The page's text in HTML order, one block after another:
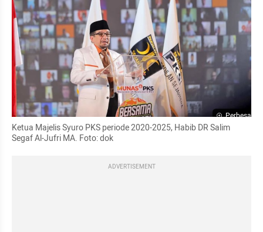
Perbesar
Ketua Majelis Syuro PKS periode 2020-2025, Habib DR Salim
Segaf Al-Jufri MA. Foto: dok
ADVERTISEMENT